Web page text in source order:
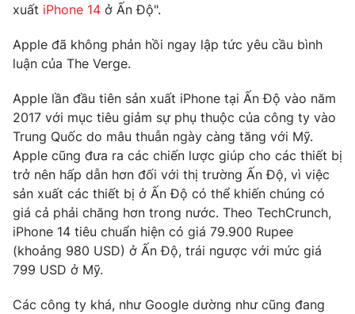
Thị trường 24h Tấm lòng Việt
VTV4 Vươn mình bằng AI
VTV9 VTV8
Liên hệ tòa soạn English
xuất iPhone 14 ở Ấn Độ".
Apple đã không phản hồi ngay lập tức yêu cầu bình
luận của The Verge.
Apple lần đầu tiên sản xuất iPhone tại Ấn Độ vào năm
2017 với mục tiêu giảm sự phụ thuộc của công ty vào
Trung Quốc do mâu thuẫn ngày càng tăng với Mỹ.
Apple cũng đưa ra các chiến lược giúp cho các thiết bị
trở nên hấp dẫn hơn đối với thị trường Ấn Độ, vì việc
sản xuất các thiết bị ở Ấn Độ có thể khiến chúng có
giá cả phải chăng hơn trong nước. Theo TechCrunch,
iPhone 14 tiêu chuẩn hiện có giá 79.900 Rupee
(khoảng 980 USD) ở Ấn Độ, trái ngược với mức giá
799 USD ở Mỹ.
Các công ty khá, như Google dường như cũng đang